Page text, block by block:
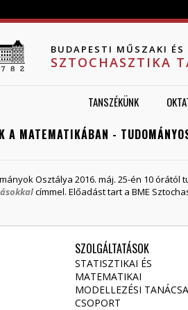
BUDAPESTI MŰSZAKI
SZTOCHASZTIKA
TANSZÉKÜNK
A MATEMATIKÁBAN -
Osztálya 2016. máj. 25-én 10
címmel. Előadást tart a BME
SZOLGÁLTATÁSOK
STATISZTIKAI ÉS
MATEMATIKAI
MODELLEZÉSI
CSOPORT